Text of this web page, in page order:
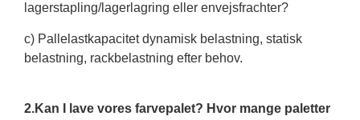
lagerstapling/lagerlagring eller envejsfrachter?
c) Pallelastkapacitet dynamisk belastning, statisk
belastning, rackbelastning efter behov.
2.Kan I lave vores farvepalet? Hvor mange paletter